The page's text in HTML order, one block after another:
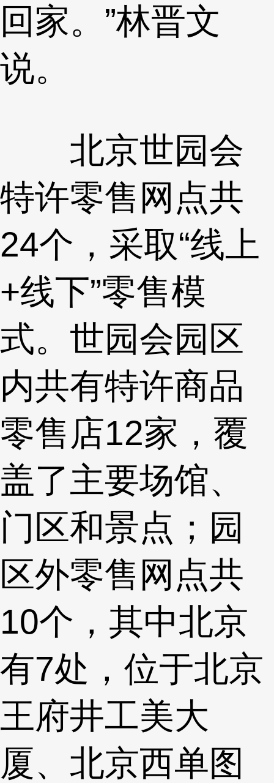
回家。”林晋文
说。
北京世园会
特许零售网点共
24个，采取“线上
+线下”零售模
式。世园会园区
内共有特许商品
零售店12家，覆
盖了主要场馆、
门区和景点；园
区外零售网点共
10个，其中北京
有7处，位于北京
王府井工美大
厦、北京西单图